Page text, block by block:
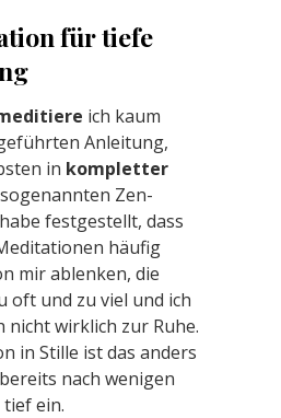
für tiefe
ich kaum
Anleitung,
in kompletter
Zen-
festgestellt, dass
häufig
mir ablenken, die
oft und zu viel und ich
nicht wirklich zur Ruhe.
in Stille ist das anders
nach wenigen
ein.